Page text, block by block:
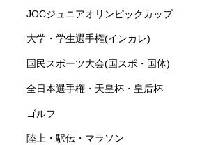
JOCジュニアオリンピックカップ
大学・学生選手権(インカレ)
国民スポーツ大会(国スポ・国体)
全日本選手権・天皇杯・皇后杯
ゴルフ
陸上・駅伝・マラソン